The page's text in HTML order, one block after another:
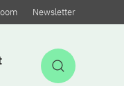
Newsletter